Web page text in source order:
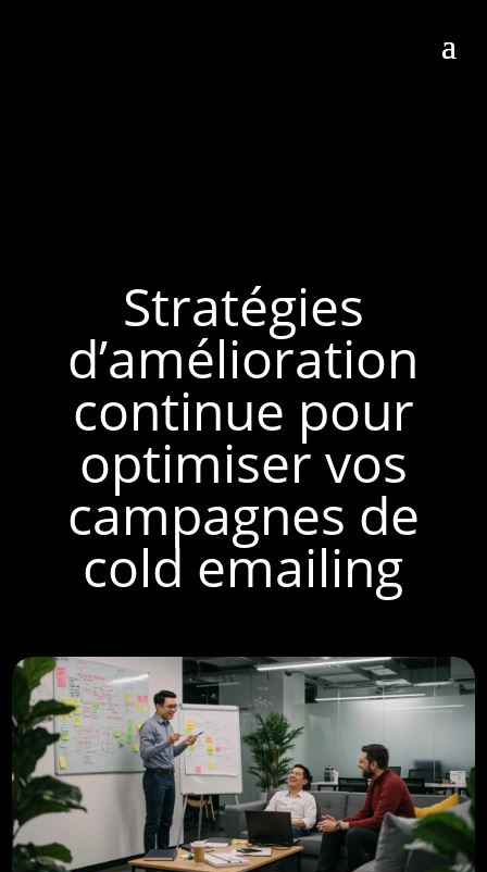
Stratégies
d’amélioration
continue pour
optimiser vos
campagnes de
cold emailing